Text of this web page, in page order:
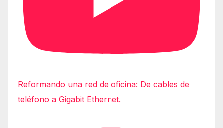
Reformando una red de oficina: De cables de
teléfono a Gigabit Ethernet.